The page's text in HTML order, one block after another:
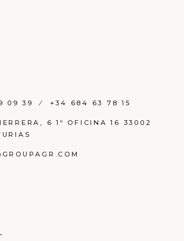
09 39 ⁄ +34 684 63 78 15
6 1º OFICINA 16 33002